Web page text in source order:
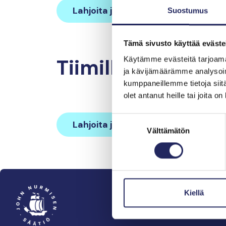
Suostumus
Tämä sivusto käyttää
Käytämme evästeitä
ja kävijämäärämme
kumppaneillemme tietoja
olet antanut heille tai joita
valinta
Välttämätön
Kiellä
Lahjoita ja liity tähän tiimiin
Tiimille tehdyt
Lahjoita ja liity tähän tiimiin